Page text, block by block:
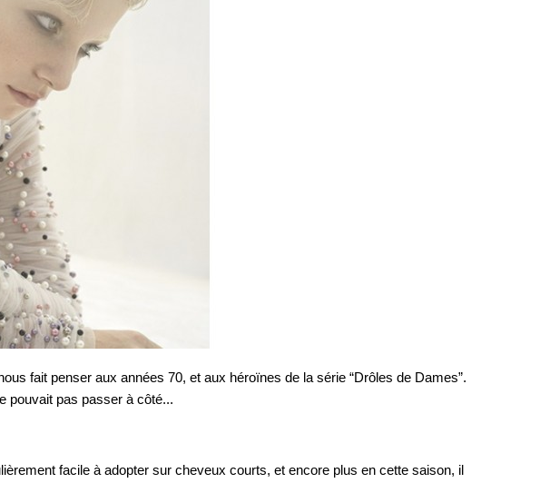
fait penser aux années 70, et aux héroïnes de la série “Drôles de Dames”.
pouvait pas passer à côté...
facile à adopter sur cheveux courts, et encore plus en cette saison, il